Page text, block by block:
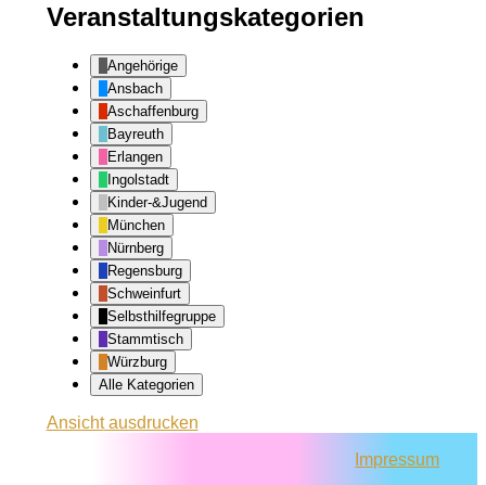
Veranstaltungskategorien
Angehörige
Ansbach
Aschaffenburg
Bayreuth
Erlangen
Ingolstadt
Kinder-&Jugend
München
Nürnberg
Regensburg
Schweinfurt
Selbsthilfegruppe
Stammtisch
Würzburg
Alle Kategorien
Ansichtausdrucken
Impressum